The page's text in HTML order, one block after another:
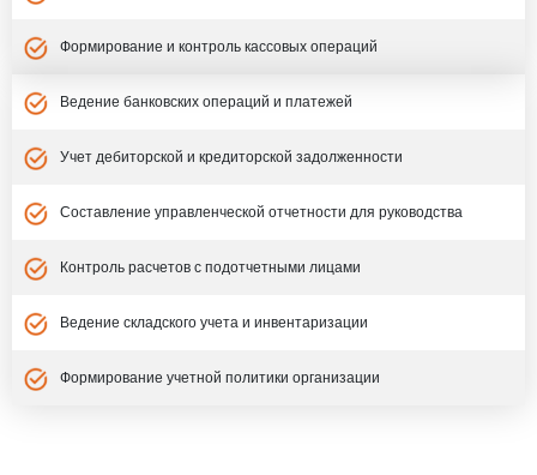
Формирование и контроль кассовых операций
Ведение банковских операций и платежей
Учет дебиторской и кредиторской задолженности
Составление управленческой отчетности для руководства
Контроль расчетов с подотчетными лицами
Ведение складского учета и инвентаризации
Формирование учетной политики организации